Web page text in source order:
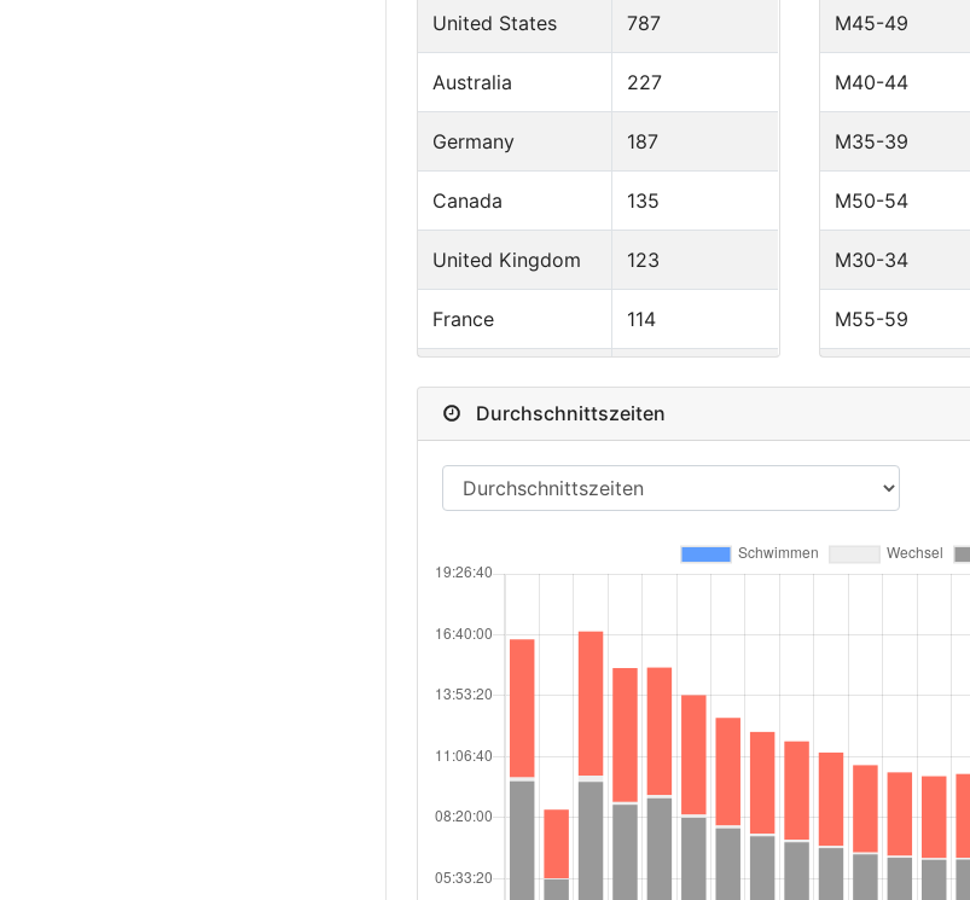
United States 787
Australia 227
Germany 187
Canada 135
United Kingdom 123
France 114
Japan 68
Denmark 65
42
35
M45-49
M40-44
M35-39
M50-54
M30-34
M55-59
F40-44
F30-34
F45-49
MPRO
Durchschnittszeiten